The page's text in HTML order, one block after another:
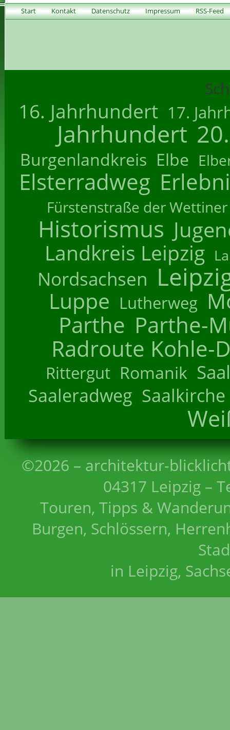
Start Kontakt Datenschutz Impressum RSS-Feed
16. Jahrhundert 17.
Jahrhundert
Burgenlandkreis Elbe
Elsterradweg
Fürstenstraße der Wettiner
Historismus
Landkreis Leipzig
Nordsachsen
Luppe Lutherweg
Parthe Parthe-
Radroute Kohle-
Rittergut Romanik
Saaleradweg Saalkirche
©2026 – architektur-
04317 Leipzig –
Touren, Tipps &
Burgen, Schlössern,
in Leipzig,